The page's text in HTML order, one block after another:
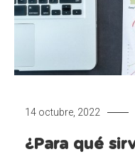
14 octubre, 2022
¿Para qué